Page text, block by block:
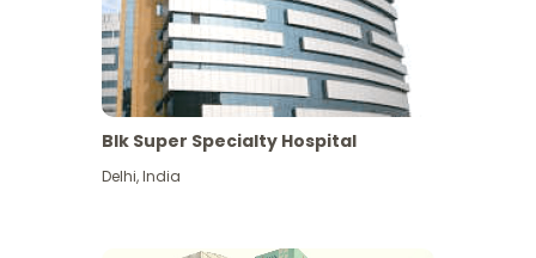
Blk Super Specialty Hospital
Delhi,India